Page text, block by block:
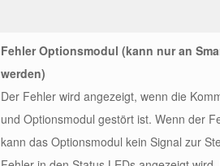
Fehler Optionsmodul (kann nur an
werden)
Der Fehler wird angezeigt, wenn die
und Optionsmodul gestört ist. Wenn der
kann das Optionsmodul kein Signal zur